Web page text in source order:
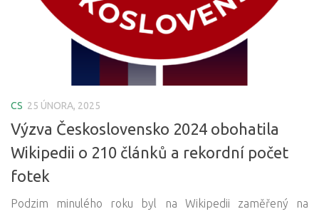
CS 25 ÚNORA, 2025
Výzva Československo 2024 obohatila
Wikipedii o 210 článků a rekordní počet
fotek
Podzim minulého roku byl na Wikipedii zaměřený na